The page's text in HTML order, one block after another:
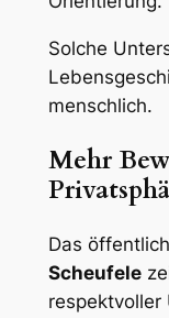
Solche
menschlich.
Mehr
Das
Scheufele
respektvoller